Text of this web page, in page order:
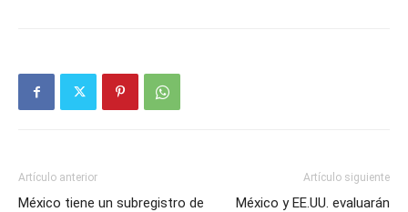
Artículo anterior
México tiene un subregistro de
Artículo siguiente
México y EE.UU. evaluarán